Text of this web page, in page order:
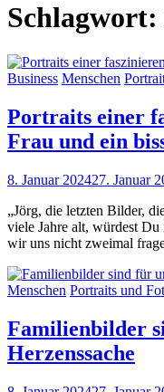
Schlagwort:
Business Menschen
Portraits einer
Frau und ein
8. Januar 202427. Januar
„Jörg, die letzten Bilder,
viele Jahre alt, würdest Du
wir uns nicht zweimal
Menschen Portraits und
Familienbilder
Herzenssache